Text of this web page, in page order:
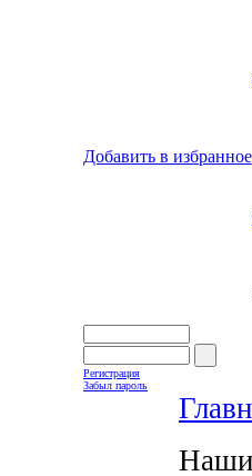
Добавить в избранное
Регистрация
Забыл пароль
Наши